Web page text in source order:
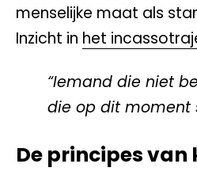
menselijke maat als
Inzicht in het
“Iemand die niet
die op dit moment
De principes